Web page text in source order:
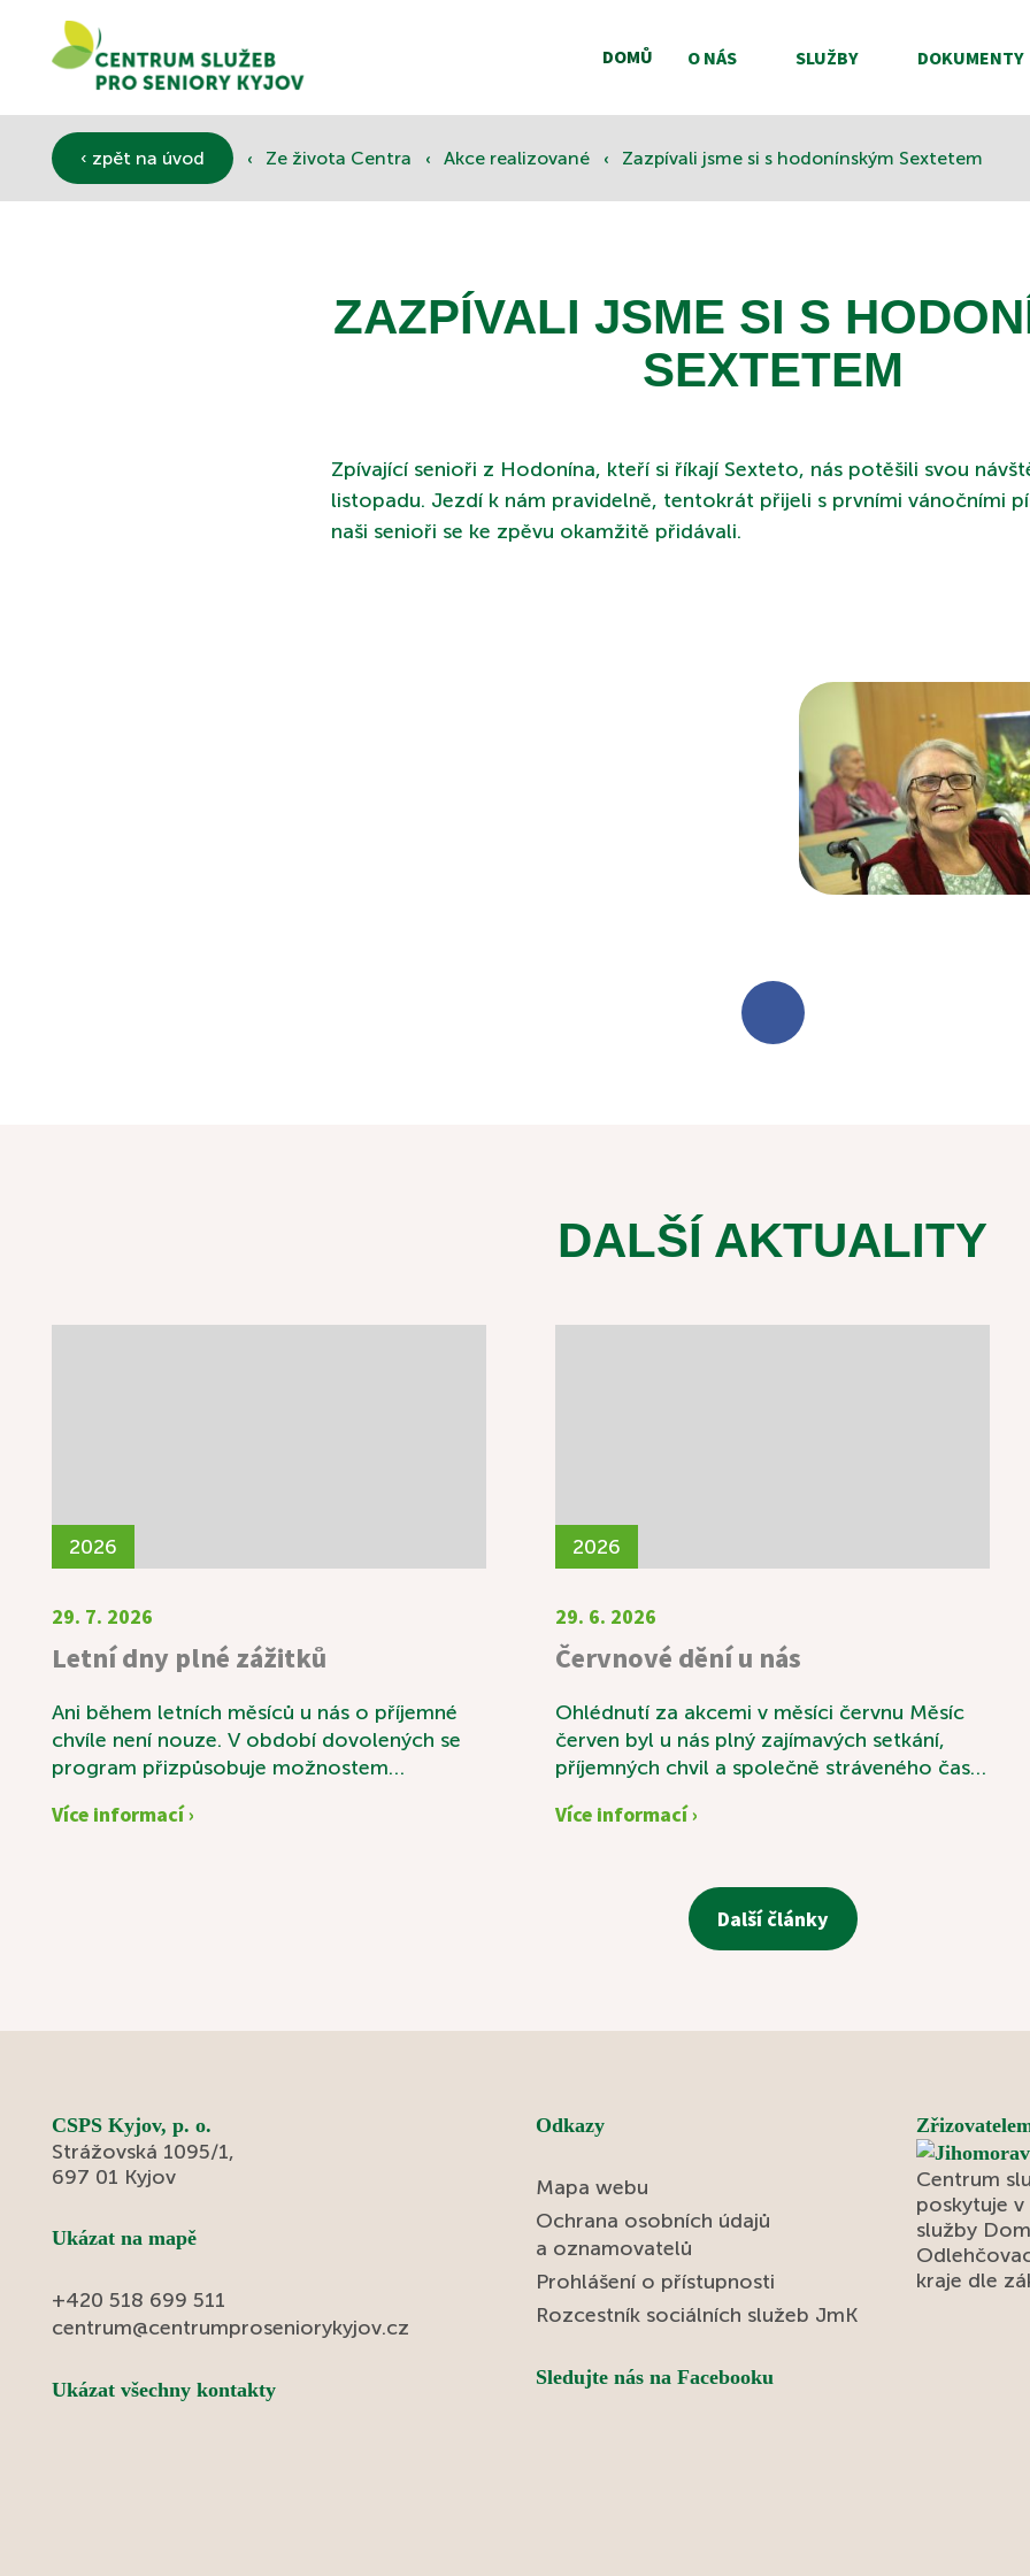
DOMŮ O NÁS SLUŽBY DOKUMENTY
‹ zpět na úvod ‹ Ze života Centra ‹ Akce realizované ‹ Zazpívali jsme si s hodonínským Sextetem
ZAZPÍVALI JSME SI S
SEXTETEM
Zpívající senioři z Hodonína, kteří si říkají Sexteto, nás potěšili svou
listopadu. Jezdí k nám pravidelně, tentokrát přijeli s prvními vánočními
naši senioři se ke zpěvu okamžitě přidávali.
DALŠÍ AKTUALITY
2026
29. 7. 2026
Letní dny plné zážitků
Ani během letních měsíců u nás o příjemné
chvíle není nouze. V období dovolených se
program přizpůsobuje možnostem
uživatelům nabídnout pestré a zajímavé
Nechyběly ani oblíbené aktivity, jako je
posezení v cukrárně, karaoke nebo venkovní
hra pétanque, která podporuje nejen pohyb,
setkávání.
Více informací ›
2026
29. 6. 2026
Červnové dění u nás
Ohlédnutí za akcemi v měsíci červnu Měsíc
červen byl u nás plný zajímavých setkání,
příjemných chvil a společně stráveného času.
výstava s názvem „Láska v čase“, která
zaměstnanců a zavzpomínat na časy minulé.
K příjemné atmosféře nechyběly ani tradiční
víře, ale také o životních zkušenostech,
hodnotách a tématech, která jsou jim blízká.
Konec měsíce patřil oblíbenému Letnímu
odpoledni. Tentokrát k nám zavítali skauti a
seniorky z Domanína, kteří pro naše
uživatele připravili výborné kynuté lívance.
Celé odpoledne se neslo v duchu radosti,
povídání a společně strávených chvil a díky p.
příkladem mezigeneračního propojení, které
Více informací ›
Další články
CSPS Kyjov, p. o.
Strážovská 1095/1,
697 01 Kyjov
Ukázat na mapě
+420 518 699 511
centrum@centrumproseniorykyjov.cz
Ukázat všechny kontakty
Odkazy
Mapa webu
Ochrana osobních údajů
a oznamovatelů
Prohlášení o přístupnosti
Rozcestník sociálních služeb JmK
Sledujte nás na Facebooku
Centrum
poskytuje
služby
kraje dle